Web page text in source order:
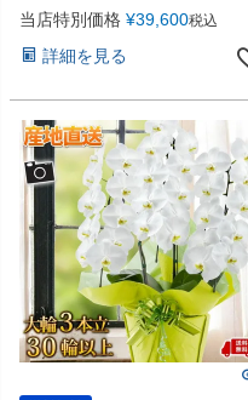
当店特別価格 ¥39,600税込
詳細を見る